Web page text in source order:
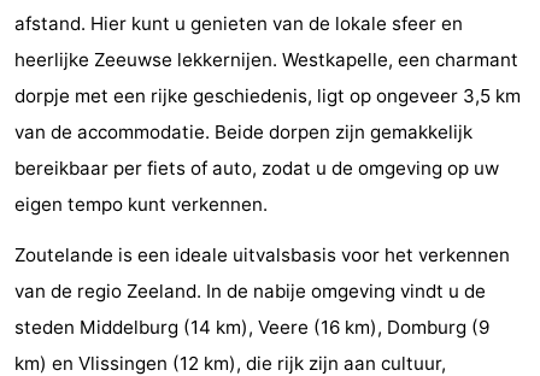
Oosterschelde
Burgh
Haamstede
-
Nature
Kop
van
Walcheren
-
Veere
-
Oranjezon
Oostkapelle
-
afstand. Hier kunt u genieten van de lokale sfeer en
heerlijke Zeeuwse lekkernijen. Westkapelle, een charmant
dorpje met een rijke geschiedenis, ligt op ongeveer 3,5 km
van de accommodatie. Beide dorpen zijn gemakkelijk
bereikbaar per fiets of auto, zodat u de omgeving op uw
eigen tempo kunt verkennen.
Zoutelande is een ideale uitvalsbasis voor het verkennen
van de regio Zeeland. In de nabije omgeving vindt u de
steden Middelburg (14 km), Veere (16 km), Domburg (9
km) en Vlissingen (12 km), die rijk zijn aan cultuur,